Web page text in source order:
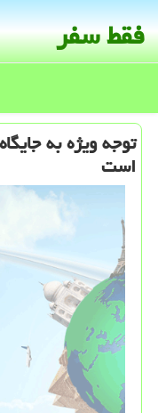
فقط سفر
توجه ویژه به
است